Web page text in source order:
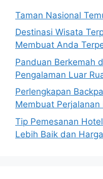
Taman Nasional
Destinasi Wisata
Membuat Anda
Panduan Berkemah
Pengalaman Luar
Perlengkapan
Membuat
Tip Pemesanan
Lebih Baik dan